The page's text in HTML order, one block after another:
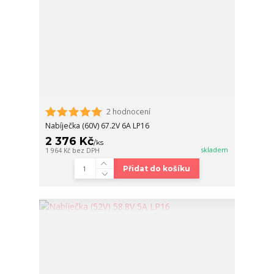
2 hodnocení
Nabíječka (60V) 67.2V 6A LP16
2 376 Kč/ks
1 964 Kč bez DPH skladem
Přidat do košíku